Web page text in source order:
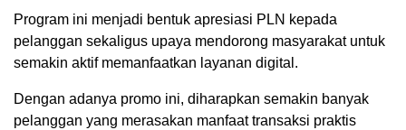
Program ini menjadi bentuk apresiasi PLN kepada
pelanggan sekaligus upaya mendorong masyarakat untuk
semakin aktif memanfaatkan layanan digital.
Dengan adanya promo ini, diharapkan semakin banyak
pelanggan yang merasakan manfaat transaksi praktis